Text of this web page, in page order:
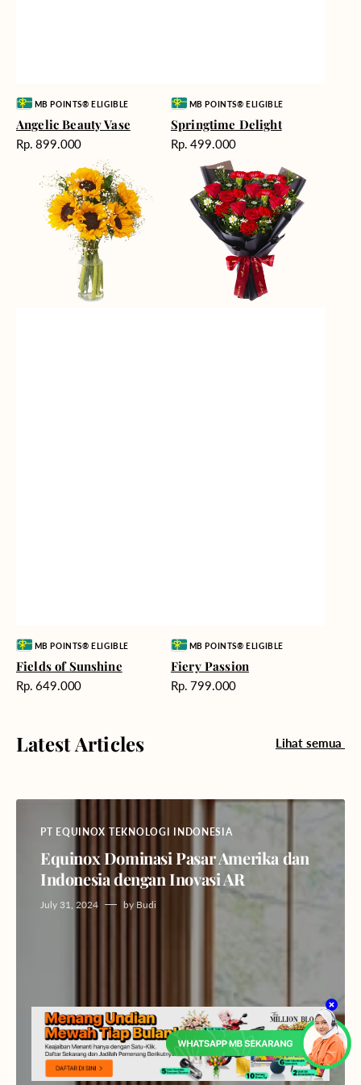
Vendor:MB POINTS® ELIGIBLE
Angelic Beauty Vase
Harga
Rp. 899.000
Vendor:MB POINTS® ELIGIBLE
Springtime Delight
Harga
Rp. 499.000
Sunshine
Vendor:MB POINTS® ELIGIBLE
Fields of Sunshine
Harga
Rp. 649.000
Passion
Vendor:MB POINTS® ELIGIBLE
Fiery Passion
Harga
Rp. 799.000
Latest Articles Lihat semua
PT EQUINOX TEKNOLOGI INDONESIA
Equinox Dominasi Pasar Amerika dan
Indonesia dengan Inovasi AR
July 31, 2024 by Budi